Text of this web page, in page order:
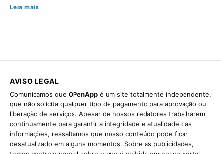
Leia mais
AVISO LEGAL
Comunicamos que 0PenApp é um site totalmente independente,
que não solicita qualquer tipo de pagamento para aprovação ou
liberação de serviços. Apesar de nossos redatores trabalharem
continuamente para garantir a integridade e atualidade das
informações, ressaltamos que nosso conteúdo pode ficar
desatualizado em alguns momentos. Sobre as publicidades,